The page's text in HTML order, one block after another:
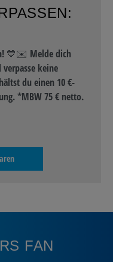
💙✉️ Melde dich
keine
du einen 10 €-
*MBW 75 € netto.
FAN